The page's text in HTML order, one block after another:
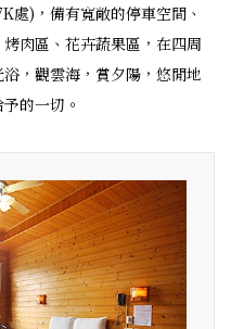
處)，備有寬敞的停車空間、
肉區、花卉蔬果區，在四周
，觀雲海，賞夕陽，悠閒地
的一切。